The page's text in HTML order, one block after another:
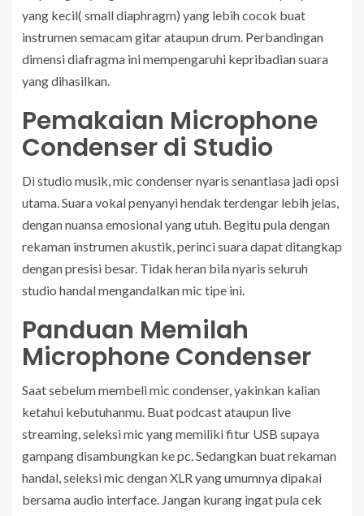
yang kecil( small diaphragm) yang lebih cocok buat
instrumen semacam gitar ataupun drum. Perbandingan
dimensi diafragma ini mempengaruhi kepribadian suara
yang dihasilkan.
Pemakaian Microphone
Condenser di Studio
Di studio musik, mic condenser nyaris senantiasa jadi opsi
utama. Suara vokal penyanyi hendak terdengar lebih jelas,
dengan nuansa emosional yang utuh. Begitu pula dengan
rekaman instrumen akustik, perinci suara dapat ditangkap
dengan presisi besar. Tidak heran bila nyaris seluruh
studio handal mengandalkan mic tipe ini.
Panduan Memilah
Microphone Condenser
Saat sebelum membeli mic condenser, yakinkan kalian
ketahui kebutuhanmu. Buat podcast ataupun live
streaming, seleksi mic yang memiliki fitur USB supaya
gampang disambungkan ke pc. Sedangkan buat rekaman
handal, seleksi mic dengan XLR yang umumnya dipakai
bersama audio interface. Jangan kurang ingat pula cek